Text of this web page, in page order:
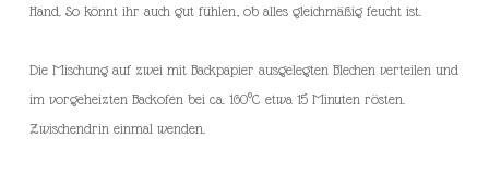
Hand. So könnt ihr auch gut fühlen, ob alles gleichmäßig feucht ist.
Die Mischung auf zwei mit Backpapier ausgelegten Blechen verteilen und
im vorgeheizten Backofen bei ca. 160°C etwa 15 Minuten rösten.
Zwischendrin einmal wenden.